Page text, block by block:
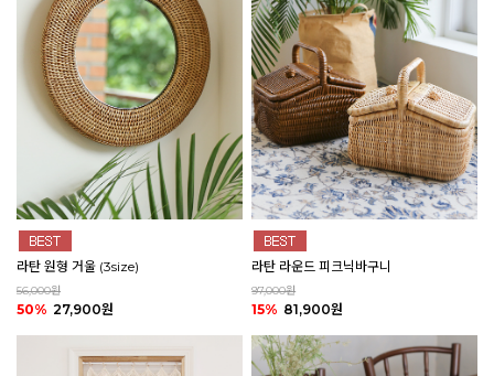
라탄 원형 거울 (3size)
56,000원
50% 27,900원
라탄 라운드 피크닉바구니
97,000원
15% 81,900원